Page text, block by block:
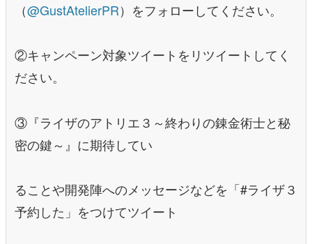
（@GustAtelierPR）をフォローしてください。
②キャンペーン対象ツイートをリツイートしてく
ださい。
③『ライザのアトリエ３～終わりの錬金術士と秘
密の鍵～』に期待してい
ることや開発陣へのメッセージなどを「#ライザ３
予約した」をつけてツイート